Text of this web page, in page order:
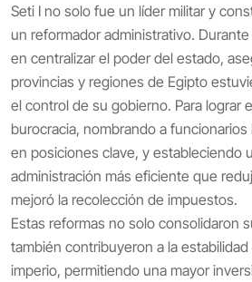
Seti I no solo fue un líder militar y
un reformador administrativo.
en centralizar el poder del estado,
provincias y regiones de Egipto
el control de su gobierno. Para lograr
burocracia, nombrando a
en posiciones clave, y estableciendo
administración más eficiente que
mejoró la recolección de impuestos.
Estas reformas no solo consolidaron
también contribuyeron a la
imperio, permitiendo una mayor